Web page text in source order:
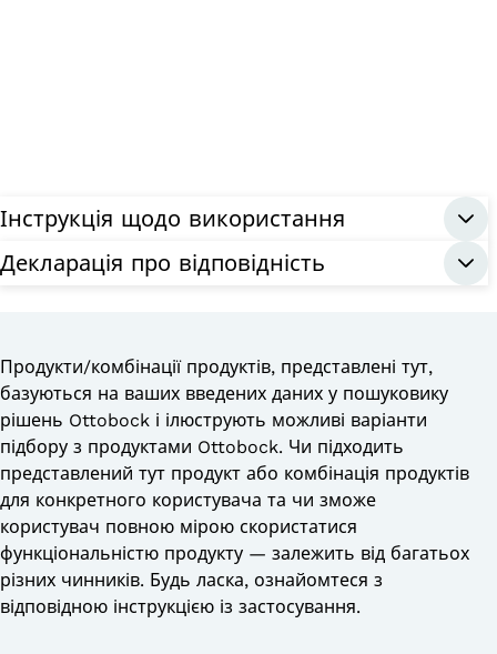
Інструкція щодо використання
Декларація про відповідність
Продукти/комбінації продуктів, представлені тут,
базуються на ваших введених даних у пошуковику
рішень Ottobock і ілюструють можливі варіанти
підбору з продуктами Ottobock. Чи підходить
представлений тут продукт або комбінація продуктів
для конкретного користувача та чи зможе
користувач повною мірою скористатися
функціональністю продукту — залежить від багатьох
різних чинників. Будь ласка, ознайомтеся з
відповідною інструкцією із застосування.